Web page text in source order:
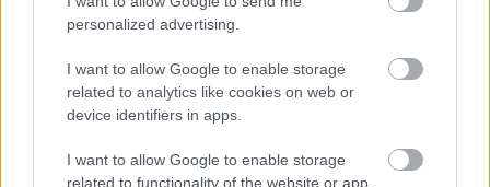
personalized advertising.
I want to allow Google to enable storage
related to analytics like cookies on web or
device identifiers in apps.
I want to allow Google to enable storage
related to functionality of the website or app.
, 6 Αυγούστου 2026